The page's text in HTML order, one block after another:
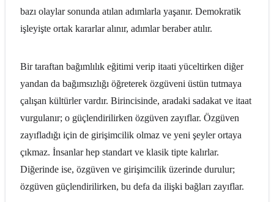
bazı olaylar sonunda atılan adımlarla yaşanır. Demokratik
işleyişte ortak kararlar alınır, adımlar beraber atılır.
Bir taraftan bağımlılık eğitimi verip itaati yüceltirken diğer
yandan da bağımsızlığı öğreterek özgüveni üstün tutmaya
çalışan kültürler vardır. Birincisinde, aradaki sadakat ve itaat
vurgulanır; o güçlendirilirken özgüven zayıflar. Özgüven
zayıfladığı için de girişimcilik olmaz ve yeni şeyler ortaya
çıkmaz. İnsanlar hep standart ve klasik tipte kalırlar.
Diğerinde ise, özgüven ve girişimcilik üzerinde durulur;
özgüven güçlendirilirken, bu defa da ilişki bağları zayıflar.